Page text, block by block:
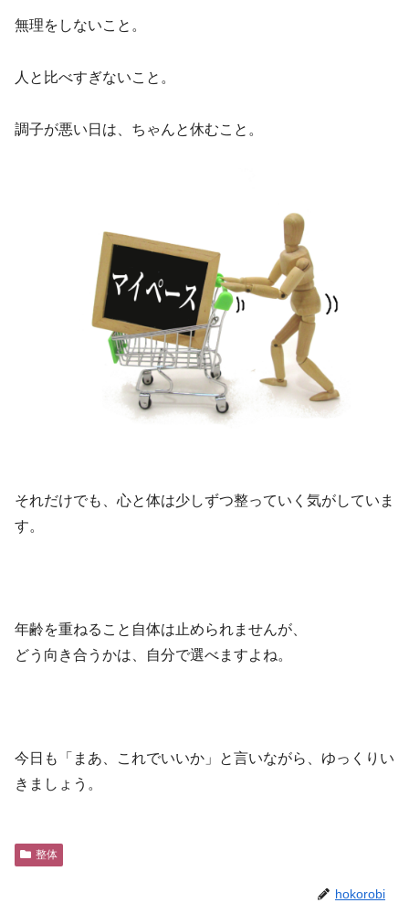
無理をしないこと。
人と比べすぎないこと。
調子が悪い日は、ちゃんと休むこと。
それだけでも、心と体は少しずつ整っていく気がしていま
す。
年齢を重ねること自体は止められませんが、
どう向き合うかは、自分で選べますよね。
今日も「まあ、これでいいか」と言いながら、ゆっくりい
きましょう。
整体
hokorobi